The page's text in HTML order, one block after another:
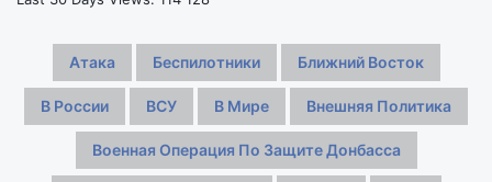
Атака Беспилотники Ближний Восток
В России ВСУ В Мире Внешняя Политика
Военная Операция По Защите Донбасса